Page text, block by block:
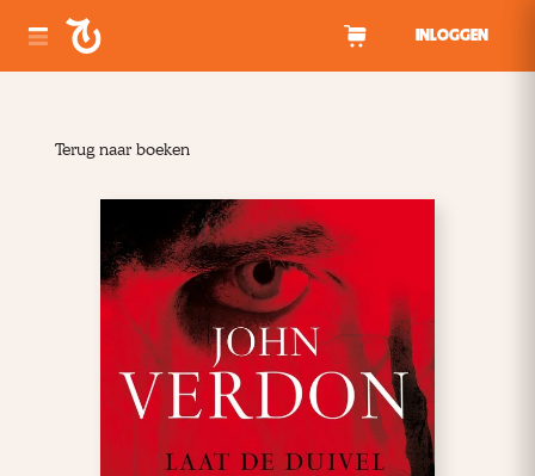
INLOGGEN
Terug naar boeken